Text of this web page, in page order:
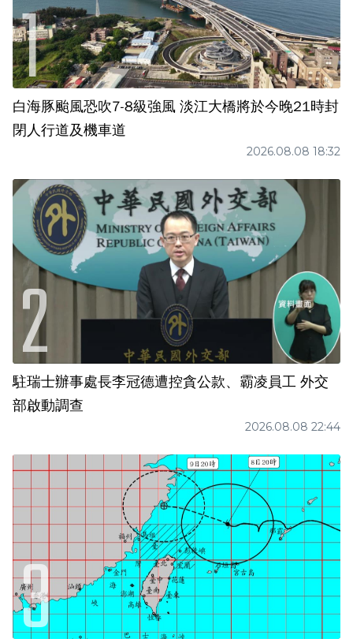
白海豚颱風恐吹7-8級強風 淡江大橋將於今晚21時封
閉人行道及機車道
2026.08.08 18:32
駐瑞士辦事處長李冠德遭控貪公款、霸凌員工 外交
部啟動調查
2026.08.08 22:44